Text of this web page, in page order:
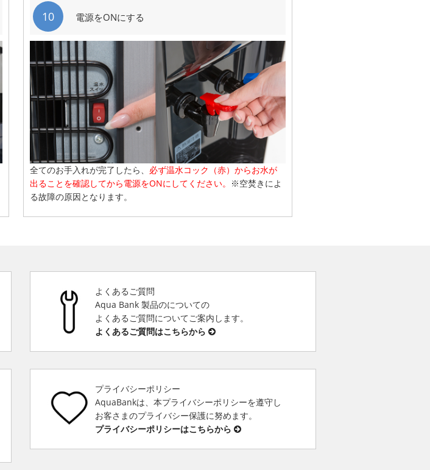
10 電源をONにする
全てのお手入れが完了したら、 必ず温水コック（赤）からお水が
出ることを確認してから電源をONにしてください。 ※空焚きによ
る故障の原因となります。
よくあるご質問
Aqua Bank 製品のについての
よくあるご質問についてご案内します。
よくあるご質問はこちらから
プライバシーポリシー
AquaBankは、本プライバシーポリシーを遵守し
お客さまのプライバシー保護に努めます。
プライバシーポリシーはこちらから